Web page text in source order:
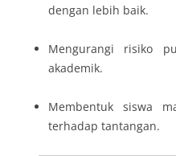
dengan lebih baik.
Mengurangi risiko
akademik.
Membentuk siswa
terhadap tantangan.